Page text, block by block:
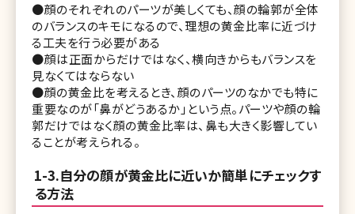
●顔のそれぞれのパーツが美しくても、顔の輪郭が全体
のバランスのキモになるので、理想の黄金比率に近づけ
る工夫を行う必要がある
●顔は正面からだけではなく、横向きからもバランスを
見なくてはならない
●顔の黄金比を考えるとき、顔のパーツのなかでも特に
重要なのが「鼻がどうあるか」という点。パーツや顔の輪
郭だけではなく顔の黄金比率は、鼻も大きく影響してい
ることが考えられる。
1-3.自分の顔が黄金比に近いか簡単にチェックす
る方法